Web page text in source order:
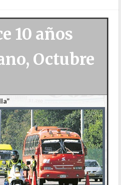
10 años
Octubre